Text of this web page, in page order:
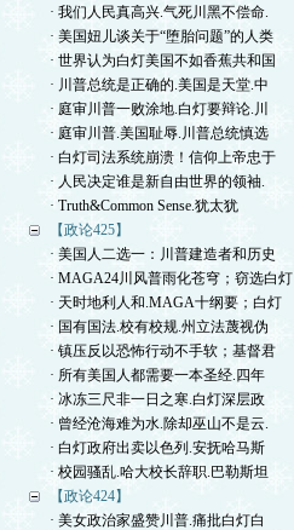
· 我们人民真高兴.气死川黑不偿命.
· 美国妞儿谈关于“堕胎问题”的人类
· 世界认为白灯美国不如香蕉共和国
· 川普总统是正确的.美国是天堂.中
· 庭审川普一败涂地.白灯要辩论.川
· 庭审川普.美国耻辱.川普总统慎选
· 白灯司法系统崩溃！信仰上帝忠于
· 人民决定谁是新自由世界的领袖.
· Truth&Common Sense.犹太犹
【政论425】
· 美国人二选一：川普建造者和历史
· MAGA24川风普雨化苍穹；窃选白灯
· 天时地利人和.MAGA十纲要；白灯
· 国有国法.校有校规.州立法蔑视伪
· 镇压反以恐怖行动不手软；基督君
· 所有美国人都需要一本圣经.四年
· 冰冻三尺非一日之寒.白灯深层政
· 曾经沧海难为水.除却巫山不是云.
· 白灯政府出卖以色列.安抚哈马斯
· 校园骚乱.哈大校长辞职.巴勒斯坦
【政论424】
· 美女政治家盛赞川普.痛批白灯白